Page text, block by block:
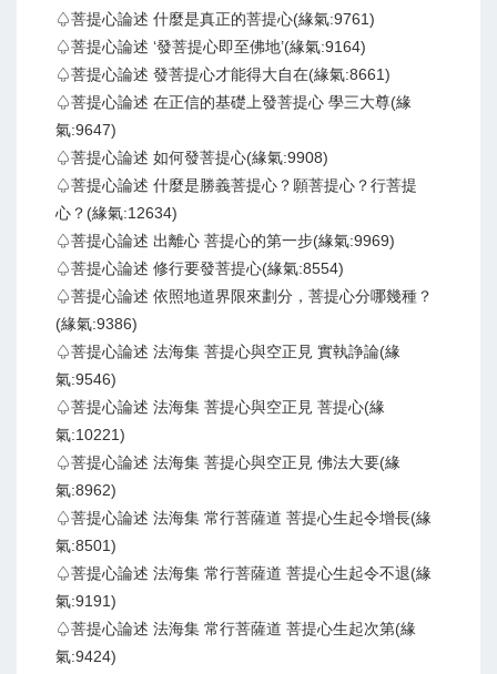
♤菩提心論述 什麼是真正的菩提心(緣氣:9761)
♤菩提心論述 ‘發菩提心即至佛地’(緣氣:9164)
♤菩提心論述 發菩提心才能得大自在(緣氣:8661)
♤菩提心論述 在正信的基礎上發菩提心 學三大尊(緣
氣:9647)
♤菩提心論述 如何發菩提心(緣氣:9908)
♤菩提心論述 什麼是勝義菩提心？願菩提心？行菩提
心？(緣氣:12634)
♤菩提心論述 出離心 菩提心的第一步(緣氣:9969)
♤菩提心論述 修行要發菩提心(緣氣:8554)
♤菩提心論述 依照地道界限來劃分，菩提心分哪幾種？
(緣氣:9386)
♤菩提心論述 法海集 菩提心與空正見 實執諍論(緣
氣:9546)
♤菩提心論述 法海集 菩提心與空正見 菩提心(緣
氣:10221)
♤菩提心論述 法海集 菩提心與空正見 佛法大要(緣
氣:8962)
♤菩提心論述 法海集 常行菩薩道 菩提心生起令增長(緣
氣:8501)
♤菩提心論述 法海集 常行菩薩道 菩提心生起令不退(緣
氣:9191)
♤菩提心論述 法海集 常行菩薩道 菩提心生起次第(緣
氣:9424)